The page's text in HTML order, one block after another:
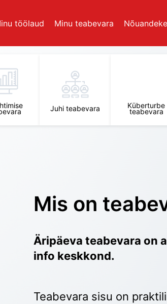
töölaud Minu teabevara
Juhi teabevara Küberturbe
teabevara
Mis on
Äripäeva teabevara on
info keskkond.
Teabevara sisu on